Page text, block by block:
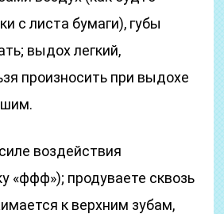
с листа бумаги), губы
выдох легкий,
произносить при выдохе
воздействия
«ффф»); продуваете сквозь
к верхним зубам,